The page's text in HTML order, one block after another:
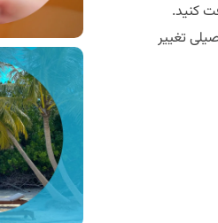
کنید.
تغییر